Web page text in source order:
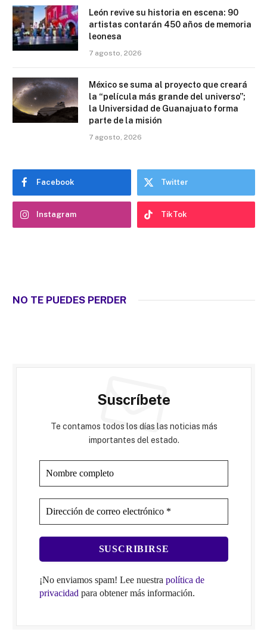
León revive su historia en escena: 90
artistas contarán 450 años de memoria
leonesa
7 agosto, 2026
México se suma al proyecto que creará
la “película más grande del universo”;
la Universidad de Guanajuato forma
parte de la misión
7 agosto, 2026
Facebook Twitter
Instagram TikTok
NO TE PUEDES PERDER
Suscríbete
Te contamos todos los días las noticias más
importantes del estado.
¡No enviamos spam! Lee nuestra política de
privacidad para obtener más información.